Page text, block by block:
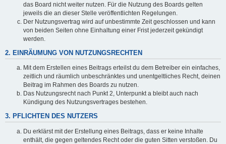
das Board nicht weiter nutzen. Für die Nutzung des Boards gelten
jeweils die an dieser Stelle veröffentlichten Regelungen.
Der Nutzungsvertrag wird auf unbestimmte Zeit geschlossen und kann
von beiden Seiten ohne Einhaltung einer Frist jederzeit gekündigt
werden.
2. EINRÄUMUNG VON NUTZUNGSRECHTEN
Mit dem Erstellen eines Beitrags erteilst du dem Betreiber ein einfaches,
zeitlich und räumlich unbeschränktes und unentgeltliches Recht, deinen
Beitrag im Rahmen des Boards zu nutzen.
Das Nutzungsrecht nach Punkt 2, Unterpunkt a bleibt auch nach
Kündigung des Nutzungsvertrages bestehen.
3. PFLICHTEN DES NUTZERS
Du erklärst mit der Erstellung eines Beitrags, dass er keine Inhalte
enthält, die gegen geltendes Recht oder die guten Sitten verstoßen. Du